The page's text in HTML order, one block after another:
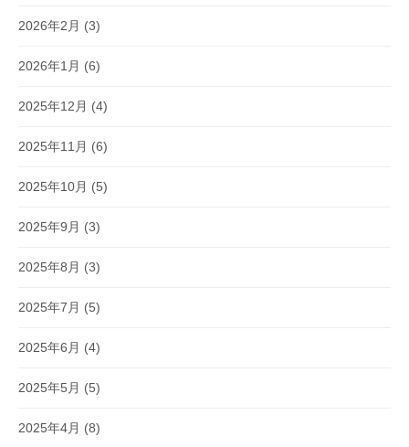
2026年2月 (3)
2026年1月 (6)
2025年12月 (4)
2025年11月 (6)
2025年10月 (5)
2025年9月 (3)
2025年8月 (3)
2025年7月 (5)
2025年6月 (4)
2025年5月 (5)
2025年4月 (8)